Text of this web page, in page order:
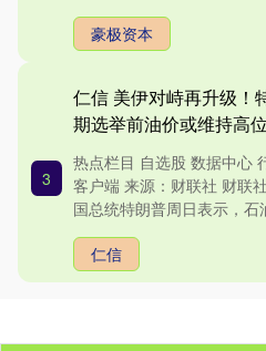
豪极资本
3
仁信 美伊对峙再升级！
期选举前油价或维持高位
热点栏目 自选股 数据中心
客户端 来源：财联社 财联
国总统特朗普周日表示，
仁信